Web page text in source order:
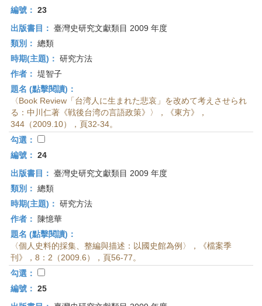
編號： 23
出版書目： 臺灣史研究文獻類目 2009 年度
類別： 總類
時期(主題)： 研究方法
作者： 堤智子
題名 (點擊閱讀)：
〈Book Review「台湾人に生まれた悲哀」を改めて考えさせられ
る：中川仁著《戦後台湾の言語政策》〉，《東方》，
344（2009.10），頁32-34。
勾選：
編號： 24
出版書目： 臺灣史研究文獻類目 2009 年度
類別： 總類
時期(主題)： 研究方法
作者：
陳憶華
題名 (點擊閱讀)：
〈個人史料的採集、整編與描述：以國史館為例〉，《檔案季
刊》，8：2（2009.6），頁56-77。
勾選：
編號： 25